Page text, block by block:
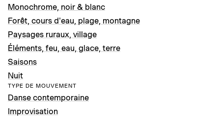
Monochrome, noir & blanc
Forêt, cours d'eau, plage, montagne
Paysages ruraux, village
Éléments, feu, eau, glace, terre
Saisons
Nuit
TYPE DE MOUVEMENT
Danse contemporaine
Improvisation